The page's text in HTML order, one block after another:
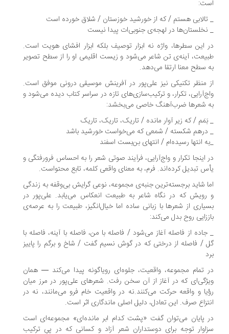
هستم / که از خورشید خوزستان / شلاق خورده است
در لهجه‌ی جنوبی‌ات پیدا نیست
این سطرها، واژه نه ابزار توصیف بلکه ابزار افشای هویت است.
آینه‌ی تن شاعر می‌شود و زیست اقلیمی او را از سطح تصویر
سطح معنا ارتقا می‌دهد.
منظر تکنیکی نیز علی‌پور در آفرینش موسیقی درونی موفق است.
تکرار، و ترکیب‌سازی‌های تازه در سراسر کتاب دیده می‌شود و
شعرها ضرب‌آهنگ خاصی می‌بخشد:
/ که زیر آوار مانده / تاریک، تاریک، تاریک
شکسته / شمعی که می‌خواست خورشید باشد
انتها رسیده‌ام / انتهای بن‌بست اسفند
اینجا تکرار و واج‌آرایی، فرآیند صوتی شعر را به احساس فرورفتگی و
تبدیل کرده‌اند. فرم، به معنای واقعی کلمه، تابع محتواست.
شاید برجسته‌ترین جنبه‌ی مجموعه، نوعی گرایش بی‌وقفه به زندگی
که در نگاه شاعر به طبیعت انعکاس می‌یابد. علی‌پور در
از شعرها با زبانی ساده اما خیال‌انگیز، طبیعت را به عرصه‌ی
روح بدل می‌کند:
از فاصله آغاز می‌شود / فاصله با من، فاصله با آینه، فاصله با
/ فاصله از درختی که در گوش نسیم گفت / شاخ و برگم را پاییز
تمام مجموعه، واقعیت، جلوه‌ای رویاگونه پیدا می‌کند — همان
که در آغاز از آن سخن رفت. شعرهای علی‌پور در مرز میان
و واقعه حرکت می‌کنند.نه در واقعیت خام فرو می‌مانند، نه در
صرف. این تعادل، دلیل اصلی ماندگاری اثر است.
پایان می‌توان گفت «پشت کدام ابر مانده‌ای» مجموعه‌ای است
توجه برای دوستداران شعر آزاد و کسانی که در پیِ ترکیب